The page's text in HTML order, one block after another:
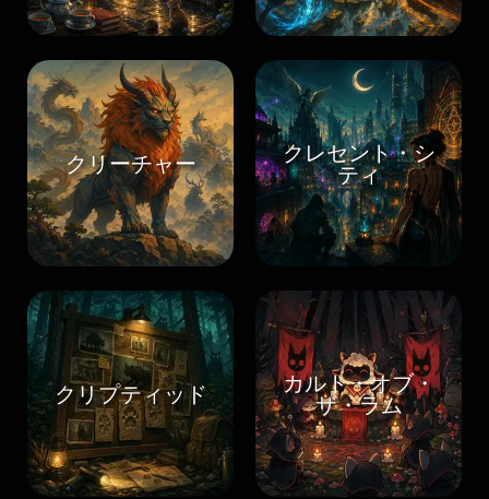
クリーチャー
クレセント・シ
ティ
クリプティッド
カルト・オブ・
ザ・ラム